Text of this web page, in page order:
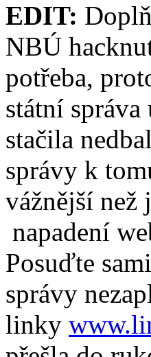
EDIT:
NBÚ
potřeba,
státní
stačila
správy k
vážnější než
napadení
Posuďte
správy
linky